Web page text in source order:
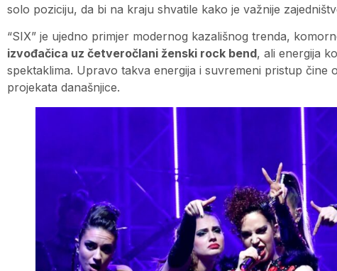
solo poziciju, da bi na kraju shvatile kako je važnije
“SIX” je ujedno primjer modernog kazališnog trenda,
izvođačica uz četveročlani ženski rock bend, ali energija
spektaklima. Upravo takva energija i suvremeni pristup čine
projekata današnjice.